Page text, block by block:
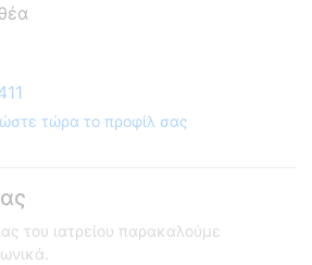
τώρα το προφίλ σας
του ιατρείου παρακαλούμε